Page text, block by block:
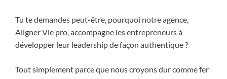
Tu te demandes peut-être, pourquoi notre agence,
Aligner Vie pro, accompagne les entrepreneurs à
développer leur leadership de façon authentique ?
Tout simplement parce que nous croyons dur comme fer